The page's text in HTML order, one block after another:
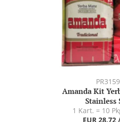
Amanda Kit
Stainless
1 Kart. = 10
EUR 28,72